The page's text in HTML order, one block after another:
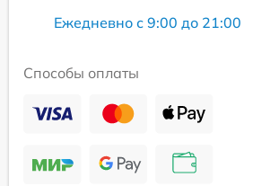
Ежедневно с 9:00 до 21:00
Способы оплаты